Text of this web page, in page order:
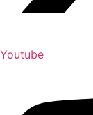
Youtube